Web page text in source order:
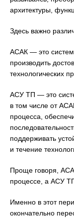
архитектуры,
Здесь важно
АСАК — это
производить
технологических
АСУ ТП — это
в том числе от
процесса,
поддерживать
и течение
Проще говоря,
процессе, а АСУ
Именно в этот
окончательно